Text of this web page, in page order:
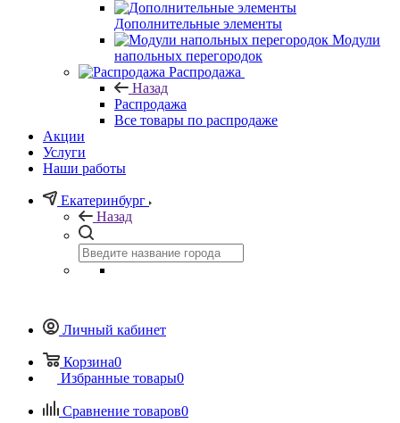
Дополнительные элементы
Модули
напольных перегородок
Распродажа
Назад
Распродажа
Все товары по распродаже
Акции
Услуги
Наши работы
Екатеринбург
Назад
Личный кабинет
Корзина0
Избранные товары0
Сравнение товаров0